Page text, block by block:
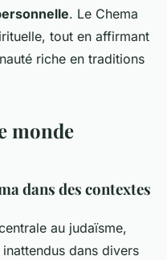
. Le Chema
tout en affirmant
riche en traditions
monde
dans des contextes
au judaïsme,
dans divers